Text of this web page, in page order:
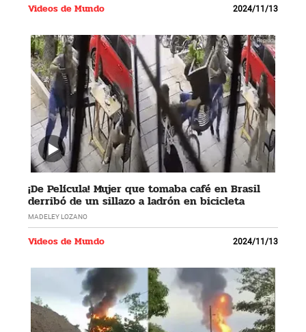
Videos de Mundo 2024/11/13
¡De Película! Mujer que tomaba café en Brasil
derribó de un sillazo a ladrón en bicicleta
MADELEY LOZANO
Videos de Mundo 2024/11/13